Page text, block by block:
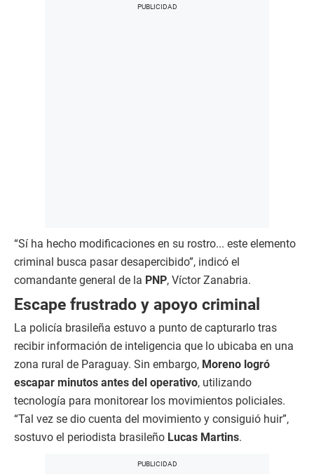
“Sí ha hecho modificaciones en su rostro... este elemento
criminal busca pasar desapercibido”, indicó el
comandante general de la PNP, Víctor Zanabria.
Escape frustrado y apoyo criminal
La policía brasileña estuvo a punto de capturarlo tras
recibir información de inteligencia que lo ubicaba en una
zona rural de Paraguay. Sin embargo, Moreno logró
escapar minutos antes del operativo, utilizando
tecnología para monitorear los movimientos policiales.
“Tal vez se dio cuenta del movimiento y consiguió huir”,
sostuvo el periodista brasileño Lucas Martins.